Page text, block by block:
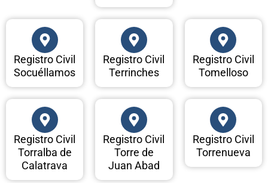
Registro Civil
Socuéllamos
Registro Civil
Terrinches
Registro Civil
Tomelloso
Registro Civil
Torralba de
Calatrava
Registro Civil
Torre de
Juan Abad
Registro Civil
Torrenueva